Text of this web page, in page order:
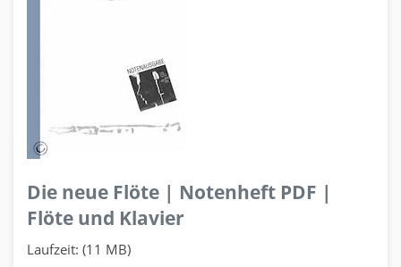
Die neue Flöte | Notenheft PDF |
Flöte und Klavier
Laufzeit: (11 MB)